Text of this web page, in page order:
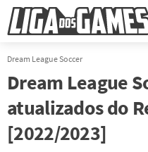
Dream League Soccer
Dream League
atualizados do
[2022/2023]